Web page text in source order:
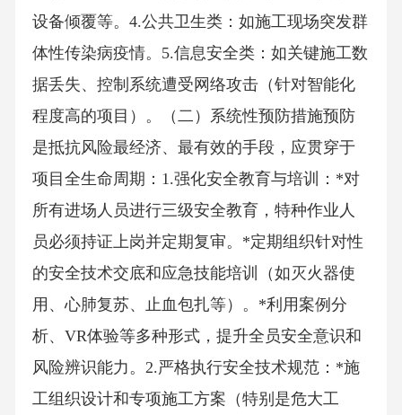
设备倾覆等。4.公共卫生类：如施工现场突发群
体性传染病疫情。5.信息安全类：如关键施工数
据丢失、控制系统遭受网络攻击（针对智能化
程度高的项目）。（二）系统性预防措施预防
是抵抗风险最经济、最有效的手段，应贯穿于
项目全生命周期：1.强化安全教育与培训：*对
所有进场人员进行三级安全教育，特种作业人
员必须持证上岗并定期复审。*定期组织针对性
的安全技术交底和应急技能培训（如灭火器使
用、心肺复苏、止血包扎等）。*利用案例分
析、VR体验等多种形式，提升全员安全意识和
风险辨识能力。2.严格执行安全技术规范：*施
工组织设计和专项施工方案（特别是危大工